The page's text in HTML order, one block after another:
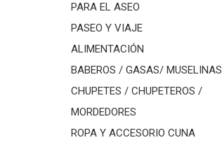
PARA EL ASEO
PASEO Y VIAJE
ALIMENTACIÓN
BABEROS / GASAS/ MUSELINAS
CHUPETES / CHUPETEROS /
MORDEDORES
ROPA Y ACCESORIO CUNA